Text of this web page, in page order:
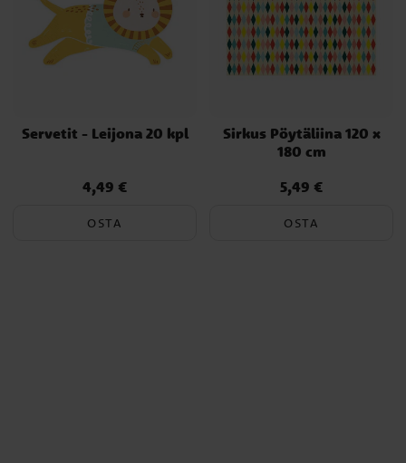
Valmis järjestämään ikimuistoiset
sirkussynttärit?
juhlatilan ilolla ja naurulla! Tutustu valikoimaamme
sirkuskoristeita, juhlatarvikkeita ja kattaustuotteita ja aloita
Servetit - Leijona 20 kpl
Hinta:4,49 €
4,49 €
OSTA
Sirkus Pöytäliina 120 x
180 cm
Hinta:5,49 €
5,49 €
OSTA